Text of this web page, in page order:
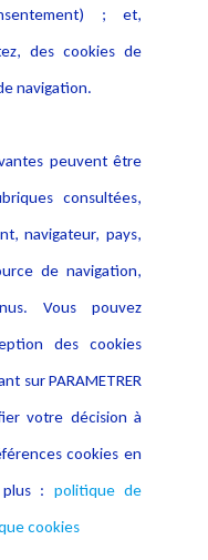
; et,
des cookies de
navigation.
peuvent être
consultées,
navigateur, pays,
de navigation,
Vous pouvez
des cookies
sur PARAMETRER
votre décision à
cookies en
: politique de
cookies